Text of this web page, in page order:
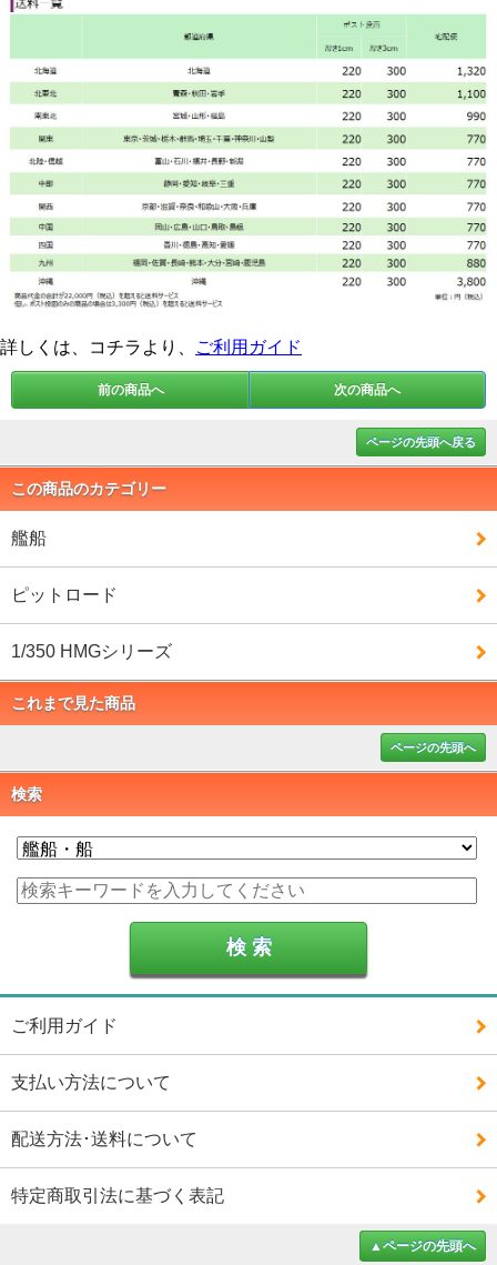
詳しくは、コチラより、 ご利用ガイド
前の商品へ 次の商品へ
ページの先頭へ戻る
この商品のカテゴリー
艦船
ピットロード
1/350 HMGシリーズ
これまで見た商品
ページの先頭へ
検索
ご利用ガイド
支払い方法について
配送方法･送料について
特定商取引法に基づく表記
▲ページの先頭へ